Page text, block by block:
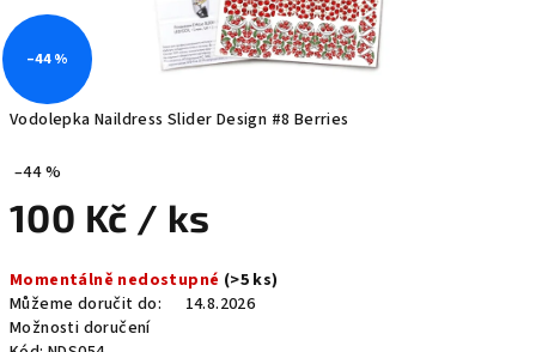
Vodolepka Naildress Slider Design #8 Berries
–44 %
100 Kč / ks
cena:
Momentálně nedostupné (>5 ks)
Můžeme doručit do:
14.8.2026
Možnosti doručení
–44 %